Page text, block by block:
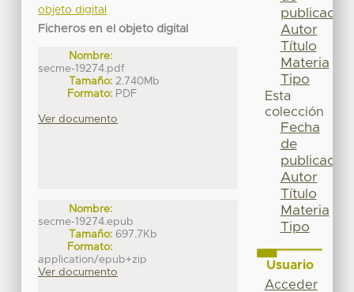
objeto digital
Ficheros en el objeto digital
Nombre:
secme-19274.pdf
Tamaño: 2.740Mb
Formato: PDF
Ver documento
Nombre:
secme-19274.epub
Tamaño: 697.7Kb
Formato:
application/epub+zip
Ver documento
publicación
Autor
Título
Materia
Tipo
Esta
colección
Fecha
de
publicación
Autor
Título
Materia
Tipo
Usuario
Acceder